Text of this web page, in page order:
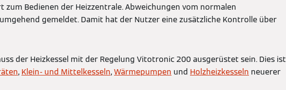
Bedienen der Heizzentrale. Abweichungen vom normalen
gemeldet. Damit hat der Nutzer eine zusätzliche Kontrolle über
der Heizkessel mit der Regelung Vitotronic 200 ausgerüstet sein. Dies ist
, Klein- und Mittelkesseln,Wärmepumpen und Holzheizkesseln neuerer